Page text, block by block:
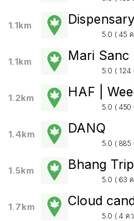
1.1km
5.0 ( 45
1.1km Mari Sanc
5.0 ( 124
1.2km HAF |
5.0 ( 450
1.4km DANQ
5.0 ( 885
1.5km Bhang
5.0 ( 63
1.7km Cloud
5.0 ( 4 ค